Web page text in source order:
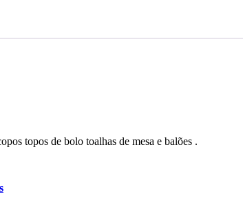
topos de bolo toalhas de mesa e balões .